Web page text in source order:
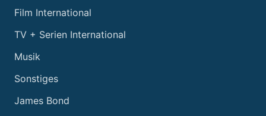
Film International
TV + Serien International
Musik
Sonstiges
James Bond